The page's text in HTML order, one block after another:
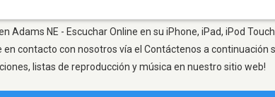
Adams NE - Escuchar Online en su iPhone, iPad, iPod
en contacto con nosotros vía el Contáctenos a
listas de reproducción y música en nuestro sitio web!